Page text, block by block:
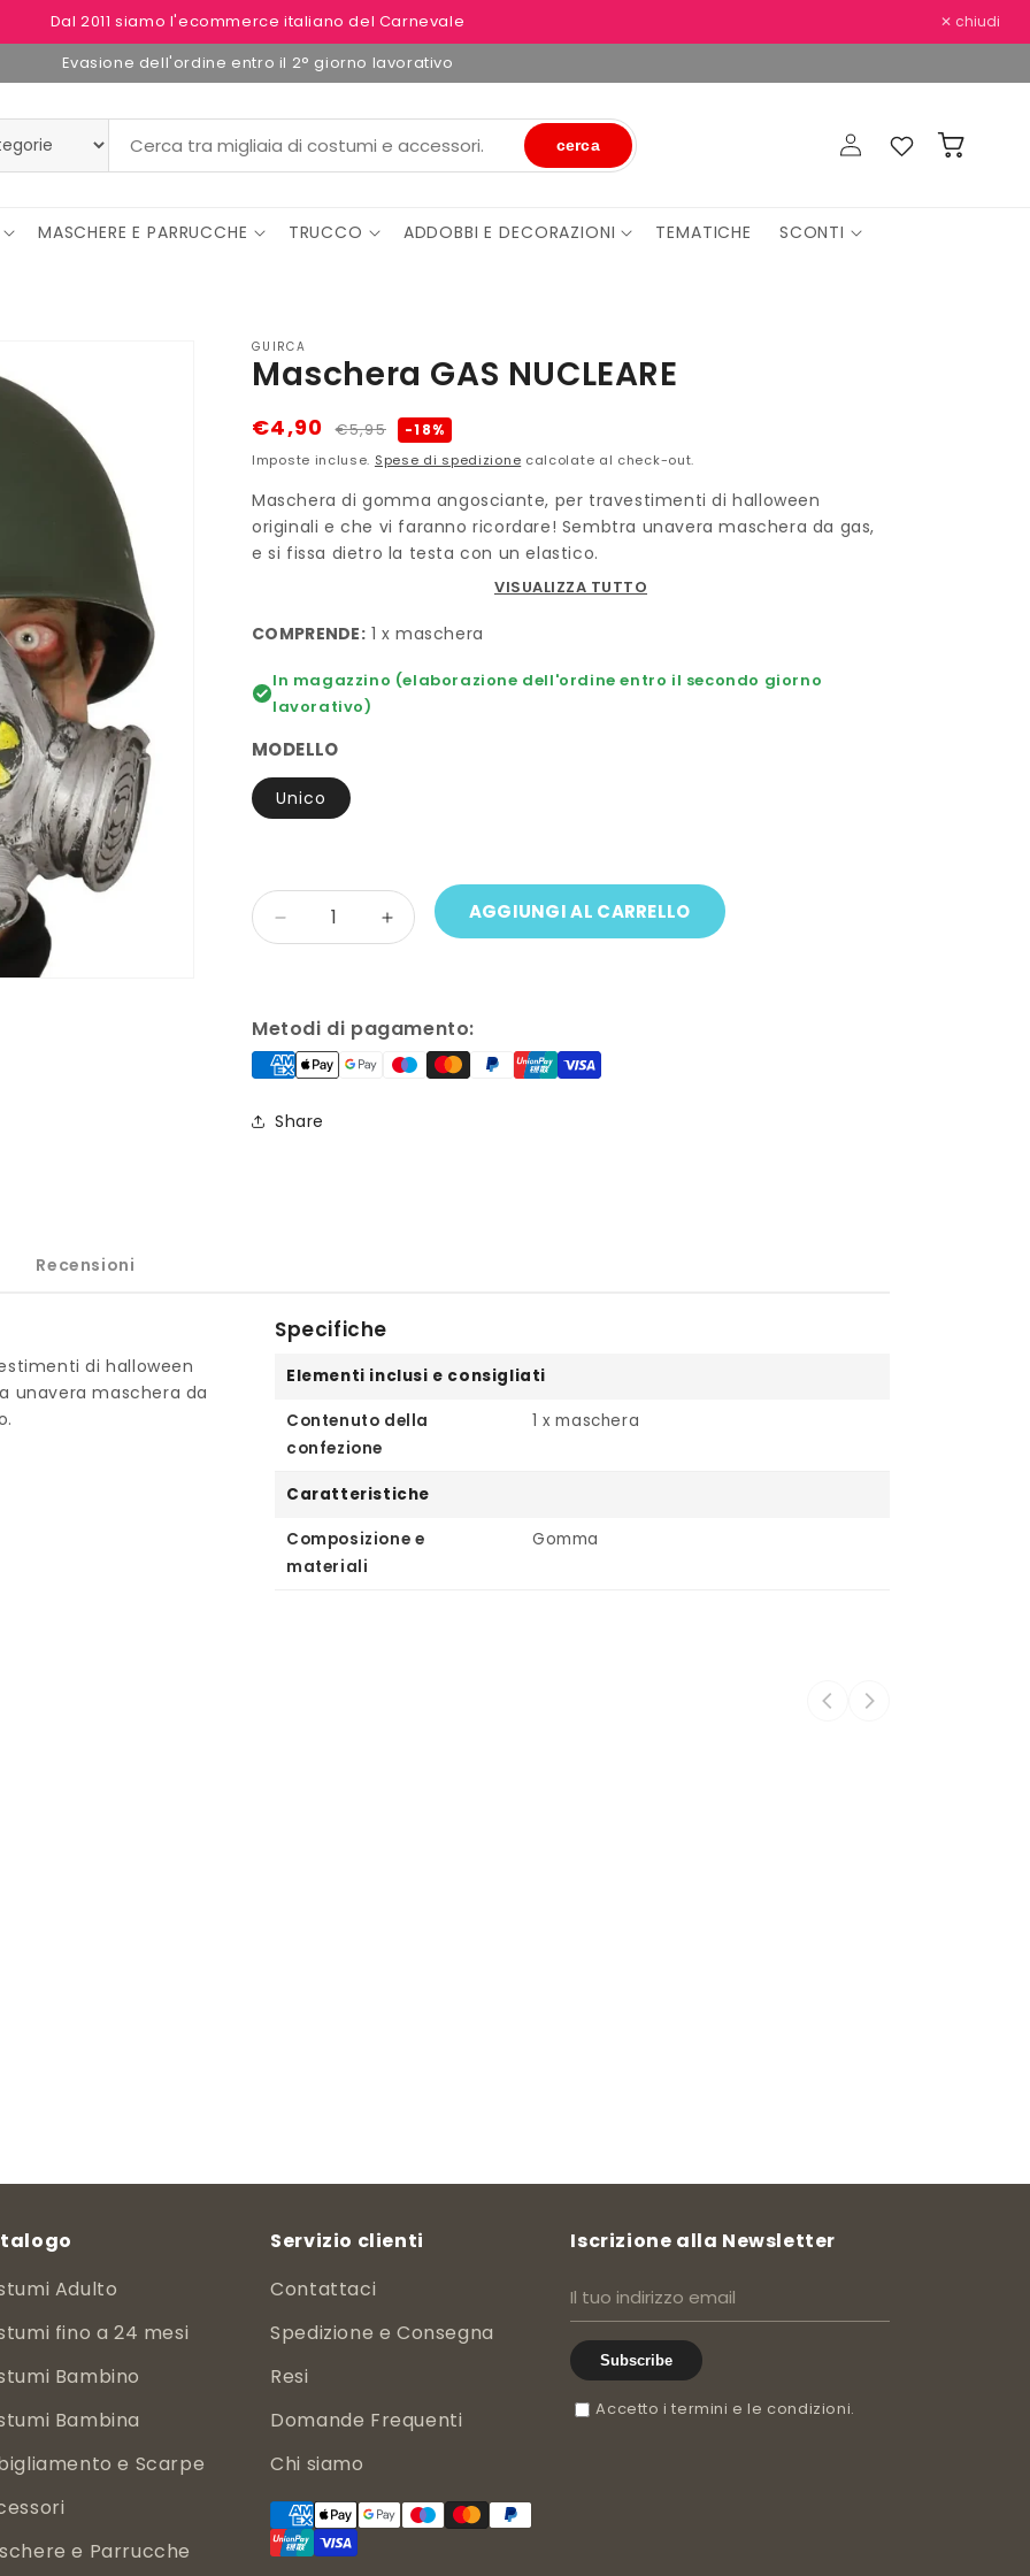
Dal 2011 siamo l'ecommerce italiano del Carnevale ✕ chiudi
Evasione dell'ordine entro il 2° giorno lavorativo
Accedi Preferiti Carrello
cerca
MASCHERE E PARRUCCHE TRUCCO ADDOBBI E DECORAZIONI TEMATICHE SCONTI
GUIRCA
Maschera GAS NUCLEARE
Prezzo
di
listino
€5,95
Prezzo
scontato
€4,90 -18%
Imposte incluse. Spese di spedizione calcolate al check-out.
Maschera di gomma angosciante, per travestimenti di halloween
originali e che vi faranno ricordare! Sembtra unavera maschera da gas,
e si fissa dietro la testa con un elastico.
VISUALIZZA TUTTO
COMPRENDE: 1 x maschera
In magazzino (elaborazione dell'ordine entro il secondo giorno
lavorativo)
MODELLO
Unico
Quantità
Diminuisci
quantità
GAS
NUCLEARE
Aumenta
quantità
GAS
NUCLEARE
AGGIUNGI AL CARRELLO
Metodi di pagamento:
Share
Recensioni
di halloween
unavera maschera da
Specifiche
Elementi inclusi e consigliati
Contenuto della
confezione
1 x maschera
Caratteristiche
Composizione e
materiali
Gomma
Adulto
fino a 24 mesi
Bambino
Bambina
e Scarpe
e Parrucche
Servizio clienti
Contattaci
Spedizione e Consegna
Resi
Domande Frequenti
Chi siamo
Iscrizione alla Newsletter
Subscribe
Accetto i termini e le condizioni.